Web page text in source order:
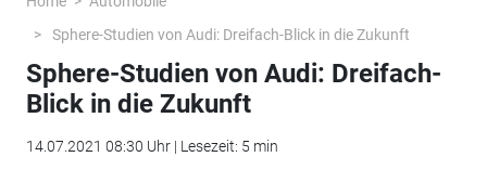
Sphere-Studien von Audi: Dreifach-Blick in die Zukunft
Sphere-Studien von Audi: Dreifach-
Blick in die Zukunft
14.07.2021 08:30 Uhr | Lesezeit: 5 min